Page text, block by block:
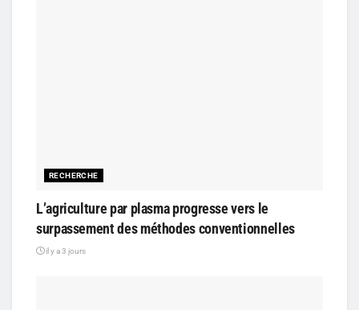
RECHERCHE
L’agriculture par plasma progresse vers le
surpassement des méthodes conventionnelles
il y a 3 jours